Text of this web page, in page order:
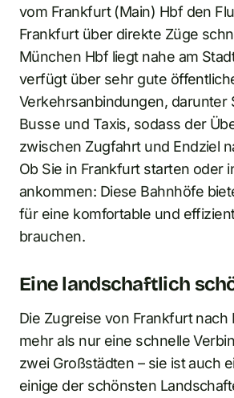
vom Frankfurt (Main) Hbf den
Frankfurt über direkte Züge
München Hbf liegt nahe am
verfügt über sehr gute
Verkehrsanbindungen, darunter
Busse und Taxis, sodass der
zwischen Zugfahrt und Endziel
Ob Sie in Frankfurt starten oder
ankommen: Diese Bahnhöfe
für eine komfortable und
brauchen.
Eine landschaftlich
Die Zugreise von Frankfurt nach
mehr als nur eine schnelle
zwei Großstädten – sie ist auch
einige der schönsten